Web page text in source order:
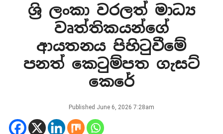
ශ්‍රි ලංකා වරලත් මාධ්‍ය
වෘත්තිකයන්ගේ
ආයතනය පිහිටුවීමේ
පනත් කෙටුම්පත ගැසට්
කෙරේ
Published June 6, 2026 7:28am